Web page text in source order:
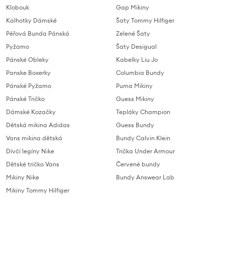
Klobouk
Kalhotky Dámské
Péřová Bunda Pánská
Pyžamo
Pánské Obleky
Panske Boxerky
Pánské Pyžamo
Pánské Tričko
Dámské Kozačky
Dětská mikina Adidas
Vans mikina dětská
Dívčí legíny Nike
Dětské tričko Vans
Mikiny Nike
Mikiny Tommy Hilfiger
Gap Mikiny
Šaty Tommy Hilfiger
Zelené Šaty
Šaty Desigual
Kabelky Liu Jo
Columbia Bundy
Puma Mikiny
Guess Mikiny
Tepláky Champion
Guess Bundy
Bundy Calvin Klein
Trička Under Armour
Červené bundy
Bundy Answear Lab